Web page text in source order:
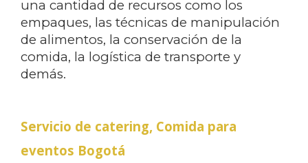
una cantidad de recursos como los
empaques, las técnicas de manipulación
de alimentos, la conservación de la
comida, la logística de transporte y
demás.
Servicio de catering, Comida para
eventos Bogotá